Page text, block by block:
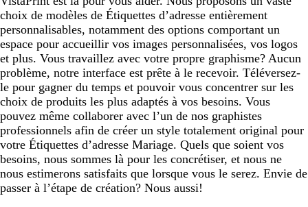
choix de modèles de Étiquettes d’adresse entièrement
personnalisables, notamment des options comportant un
espace pour accueillir vos images personnalisées, vos logos
et plus. Vous travaillez avec votre propre graphisme? Aucun
problème, notre interface est prête à le recevoir. Téléversez-
le pour gagner du temps et pouvoir vous concentrer sur les
choix de produits les plus adaptés à vos besoins. Vous
pouvez même collaborer avec l’un de nos graphistes
professionnels afin de créer un style totalement original pour
votre Étiquettes d’adresse Mariage. Quels que soient vos
besoins, nous sommes là pour les concrétiser, et nous ne
nous estimerons satisfaits que lorsque vous le serez. Envie de
passer à l’étape de création? Nous aussi!